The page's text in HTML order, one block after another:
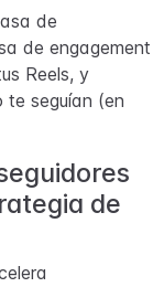
de
de engagement
Reels, y
te seguían (en
de